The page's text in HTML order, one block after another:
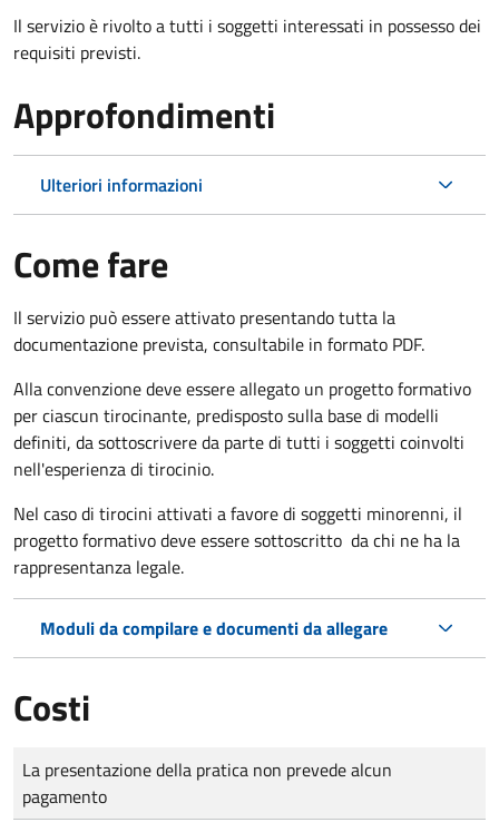
Il servizio è rivolto a tutti i soggetti interessati in possesso dei
requisiti previsti.
Approfondimenti
Ulteriori informazioni
Come fare
Il servizio può essere attivato presentando tutta la
documentazione prevista, consultabile in formato PDF.
Alla convenzione deve essere allegato un progetto formativo
per ciascun tirocinante, predisposto sulla base di modelli
definiti, da sottoscrivere da parte di tutti i soggetti coinvolti
nell'esperienza di tirocinio.
Nel caso di tirocini attivati a favore di soggetti minorenni, il
progetto formativo deve essere sottoscritto da chi ne ha la
rappresentanza legale.
Moduli da compilare e documenti da allegare
Costi
Tipo di pagamento
Importo
La presentazione della pratica non prevede alcun
pagamento